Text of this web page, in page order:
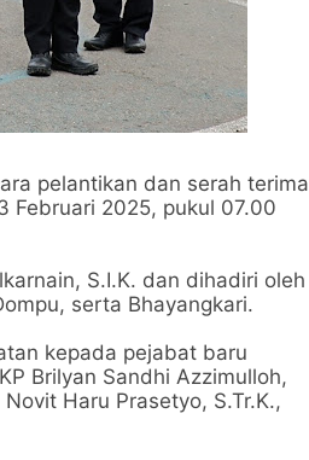
pelantikan dan serah terima
Februari 2025, pukul 07.00
S.I.K. dan dihadiri oleh
serta Bhayangkari.
kepada pejabat baru
Brilyan Sandhi Azzimulloh,
Haru Prasetyo, S.Tr.K.,